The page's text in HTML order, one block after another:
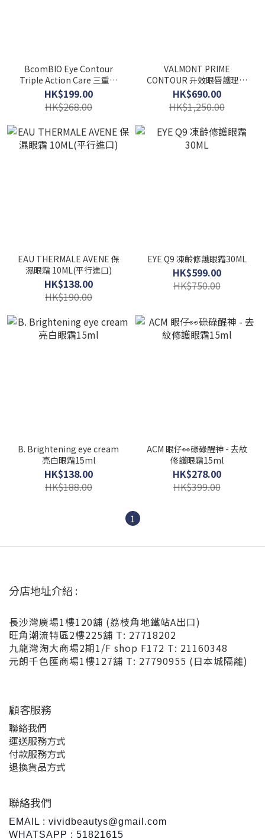
BcomBIO Eye Contour
Triple Action Care 三重護
理眼霜20ml
HK$199.00
HK$268.00
VALMONT PRIME
CONTOUR 升效眼唇護理霜
15ML (平行進口)
HK$690.00
HK$1,250.00
EAU THERMALE AVENE 保
濕眼霜 10ML(平行進口)
HK$138.00
HK$190.00
EYE Q9 凍齡修護眼霜30ML
HK$599.00
HK$750.00
B. Brightening eye cream
亮白眼霜15ml
HK$138.00
HK$188.00
ACM 眼仔👀碌碌醒神 - 去紋
修護眼霜15ml
HK$278.00
HK$399.00
1
分店地址介紹 :
長沙灣廣場1樓120舖 (荔枝角地鐵站A出口)
旺角潮流特區2樓225舖 T: 27718202
九龍灣淘大商場2期1/F shop F172 T: 21160348
元朗千色匯商場1樓127舖 T: 27790955 (日本城隔離)
顧客服務
聯絡我們
運送服務方式
付款服務方式
退換貨品方式
聯絡我們
EMAIL : vividbeautys@gmail.com
WHATSAPP : 51821615